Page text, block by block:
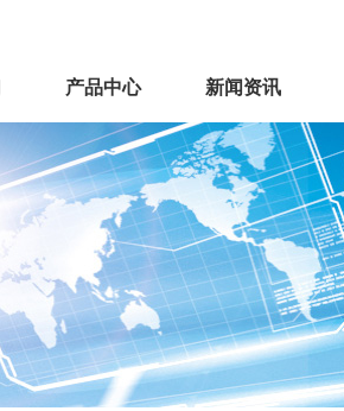
产品中心 新闻资讯